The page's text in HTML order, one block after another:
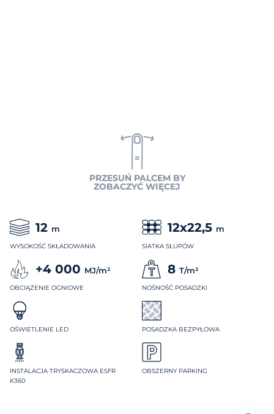
PRZESUŃ PALCEM BY
ZOBACZYĆ WIĘCEJ
12 m
WYSOKOŚĆ SKŁADOWANIA
12x22,5 m
SIATKA SŁUPÓW
+4 000 MJ/m²
OBCIĄŻENIE OGNIOWE
8 T/m²
NOŚNOŚĆ POSADZKI
OŚWIETLENIE LED POSADZKA BEZPYŁOWA
INSTALACJA TRYSKACZOWA ESFR
K360
OBSZERNY PARKING